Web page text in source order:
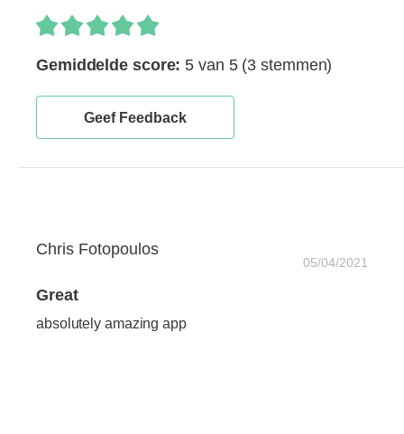
Gemiddelde score: 5 van 5 (3 stemmen)
Geef Feedback
Chris Fotopoulos
05/04/2021
Great
absolutely amazing app